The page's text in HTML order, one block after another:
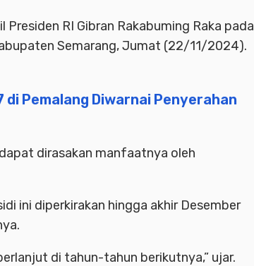
RI Gibran Rakabuming Raka pada
Semarang, Jumat (22/11/2024).
di Pemalang Diwarnai Penyerahan
dirasakan manfaatnya oleh
ini diperkirakan hingga akhir Desember
di tahun-tahun berikutnya,” ujar.